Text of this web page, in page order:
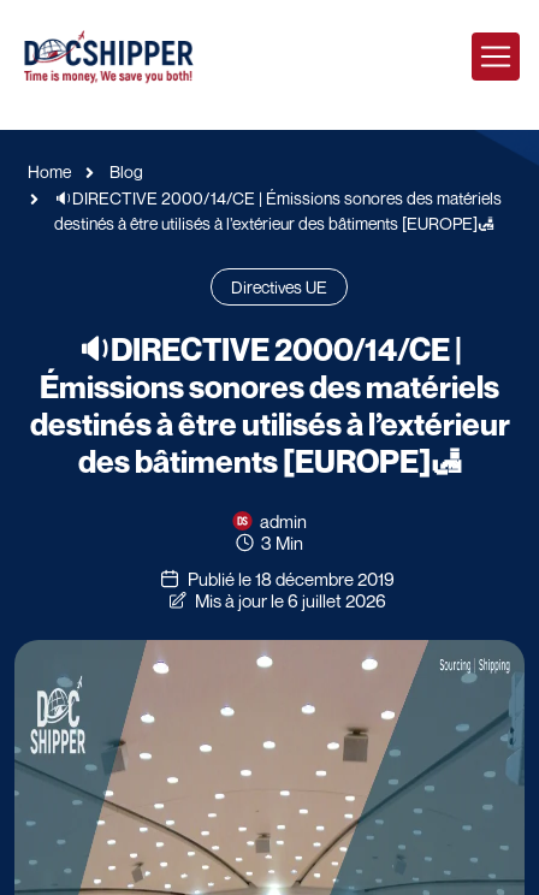
Home
Blog
🔉DIRECTIVE 2000/14/CE | Émissions sonores des matériels
destinés à être utilisés à l’extérieur des bâtiments [EUROPE]🛃
Directives UE
🔉DIRECTIVE 2000/14/CE |
Émissions sonores des matériels
destinés à être utilisés à l’extérieur
des bâtiments [EUROPE]🛃
admin
3 Min
Publié le 18 décembre 2019
Mis à jour le 6 juillet 2026